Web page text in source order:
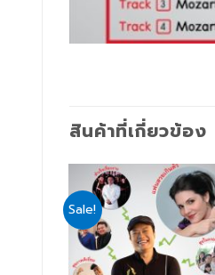
สินค้าที่เกี่ยวข้อง
Sale!
Add
to
wishlist